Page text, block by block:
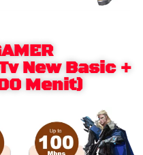
New Basic +
Menit)